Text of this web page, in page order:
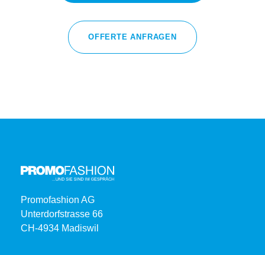
OFFERTE ANFRAGEN
Promofashion AG
Unterdorfstrasse 66
CH-4934 Madiswil